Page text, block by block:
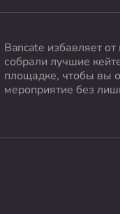
Bancate избавляет
собрали лучшие
площадке, чтобы вы
мероприятие без